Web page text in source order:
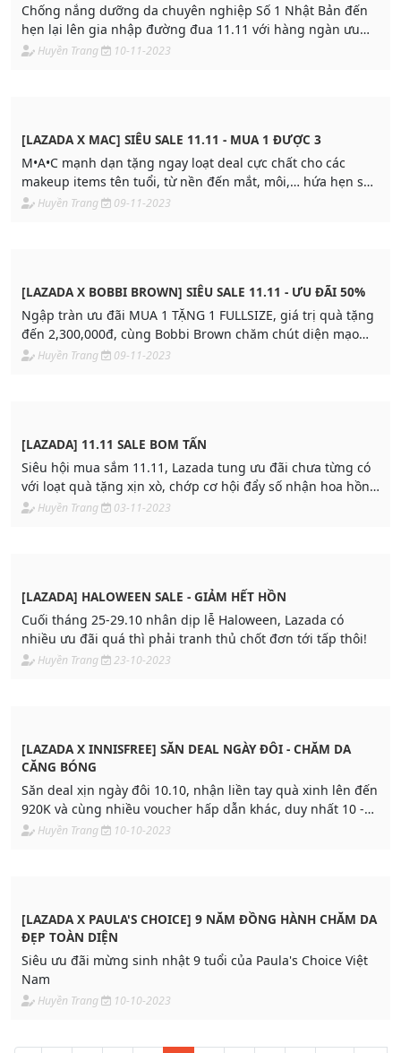
Chống nắng dưỡng da chuyên nghiệp Số 1 Nhật Bản đến
hẹn lại lên gia nhập đường đua 11.11 với hàng ngàn ưu
đãi hấp dẫn, chốt nhanh kẻo lỡ!
Huyền Trang 10-11-2023
[LAZADA X MAC] SIÊU SALE 11.11 - MUA 1 ĐƯỢC 3
M•A•C mạnh dạn tặng ngay loạt deal cực chất cho các
makeup items tên tuổi, từ nền đến mắt, môi,… hứa hẹn sẽ
khiến bạn trở thành “đại minh tinh”
Huyền Trang 09-11-2023
[LAZADA X BOBBI BROWN] SIÊU SALE 11.11 - ƯU ĐÃI 50%
Ngập tràn ưu đãi MUA 1 TẶNG 1 FULLSIZE, giá trị quà tặng
đến 2,300,000đ, cùng Bobbi Brown chăm chút diện mạo
lung linh với những siêu phẩm trên bàn tiệc chiêu đãi bạn,
Huyền Trang 09-11-2023
[LAZADA] 11.11 SALE BOM TẤN
Siêu hội mua sắm 11.11, Lazada tung ưu đãi chưa từng có
với loạt quà tặng xịn xò, chớp cơ hội đẩy số nhận hoa hồng
ngay.Huyền Trang 03-11-2023
[LAZADA] HALOWEEN SALE - GIẢM HẾT HỒN
Cuối tháng 25-29.10 nhân dịp lễ Haloween, Lazada có
nhiều ưu đãi quá thì phải tranh thủ chốt đơn tới tấp thôi!
Huyền Trang 23-10-2023
[LAZADA X INNISFREE] SĂN DEAL NGÀY ĐÔI - CHĂM DA
CĂNG BÓNG
Săn deal xịn ngày đôi 10.10, nhận liền tay quà xinh lên đến
920K và cùng nhiều voucher hấp dẫn khác, duy nhất 10 -
12.10 chỉ có tại INNISFREE Lazada!
Huyền Trang 10-10-2023
[LAZADA X PAULA'S CHOICE] 9 NĂM ĐỒNG HÀNH CHĂM DA
ĐẸP TOÀN DIỆN
Siêu ưu đãi mừng sinh nhật 9 tuổi của Paula's Choice Việt
Nam
Huyền Trang 10-10-2023